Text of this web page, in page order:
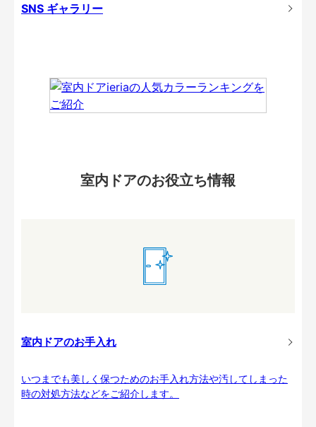
SNS ギャラリー
室内ドアのお役立ち情報
室内ドアのお手入れ
いつまでも美しく保つためのお手入れ方法や汚してしまった
時の対処方法などをご紹介します。